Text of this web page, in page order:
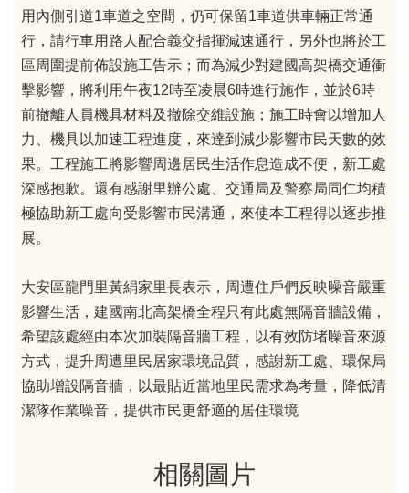
用內側引道1車道之空間，仍可保留1車道供車輛正常通
行，請行車用路人配合義交指揮減速通行，另外也將於工
區周圍提前佈設施工告示；而為減少對建國高架橋交通衝
擊影響，將利用午夜12時至凌晨6時進行施作，並於6時
前撤離人員機具材料及撤除交維設施；施工時會以增加人
力、機具以加速工程進度，來達到減少影響市民天數的效
果。工程施工將影響周邊居民生活作息造成不便，新工處
深感抱歉。還有感謝里辦公處、交通局及警察局同仁均積
極協助新工處向受影響市民溝通，來使本工程得以逐步推
展。
大安區龍門里黃絹家里長表示，周遭住戶們反映噪音嚴重
影響生活，建國南北高架橋全程只有此處無隔音牆設備，
希望該處經由本次加裝隔音牆工程，以有效防堵噪音來源
方式，提升周遭里民居家環境品質，感謝新工處、環保局
協助增設隔音牆，以最貼近當地里民需求為考量，降低清
潔隊作業噪音，提供市民更舒適的居住環境
相關圖片